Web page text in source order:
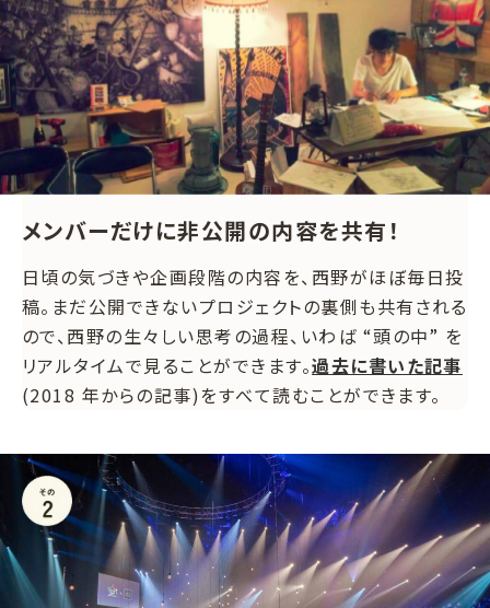
メンバーだけに非公開の内容を共有！
日頃の気づきや企画段階の内容を、西野がほぼ毎日投
稿。まだ公開できないプロジェクトの裏側も共有される
ので、西野の生々しい思考の過程、いわば “頭の中” を
リアルタイムで見ることができます。過去に書いた記事
(2018 年からの記事)をすべて読むことができます。